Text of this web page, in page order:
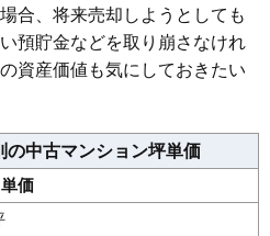
査定をする
ート
万円
万円/㎡)
合、将来売却しようとしても
預貯金などを取り崩さなけれ
資産価値も気にしておきたい
中古マンション坪単価
価